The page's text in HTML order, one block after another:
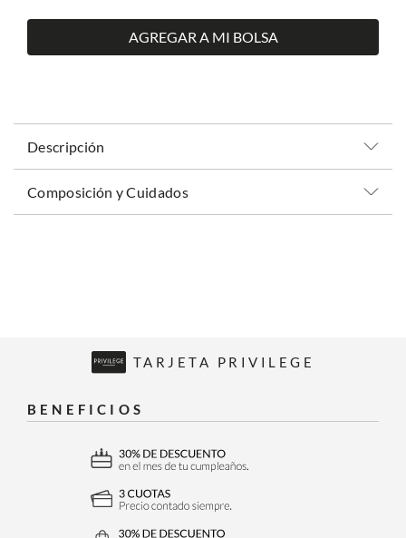
AGREGAR A MI BOLSA
Descripción
Composición y Cuidados
TARJETA PRIVILEGE
BENEFICIOS